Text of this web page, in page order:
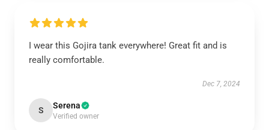
I wear this Gojira tank everywhere! Great fit and is
really comfortable.
Dec 7, 2024
S Serena
Verified owner